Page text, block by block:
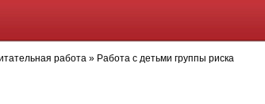
работа » Работа с детьми группы риска